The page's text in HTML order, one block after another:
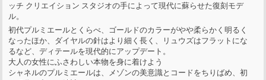
ッチ クリエイション スタジオの手によって現代に蘇らせた復刻モデ
ル。
初代プルミエールとくらべ、ゴールドのカラーがやや柔らかく明るく
なったほか、ダイヤルの針はより細く長く、リュウズはフラットにな
るなど、ディテールを現代的にアップデート。
大人の女性にふさわしい本物を身に着けよう
シャネルのプルミエールは、メゾンの美意識とコードをちりばめ、初